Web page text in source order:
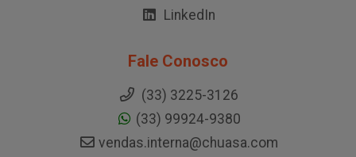
LinkedIn
Fale Conosco
(33) 3225-3126
(33) 99924-9380
vendas.interna@chuasa.com